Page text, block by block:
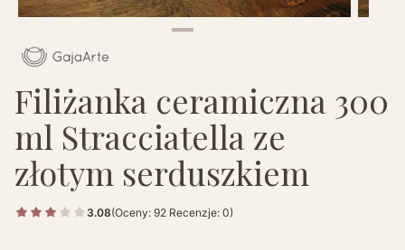
Filiżanka ceramiczna 300
ml Stracciatella ze
złotym serduszkiem
3.08(Oceny: 92 Recenzje: 0)